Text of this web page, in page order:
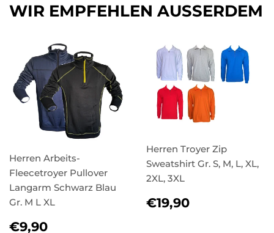
WIR EMPFEHLEN AUSSERDEM
Herren Arbeits-
Fleecetroyer Pullover
Langarm Schwarz Blau
Gr. M L XL
NORMALER
€9,90
Herren Troyer Zip
Sweatshirt Gr. S, M, L, XL,
2XL, 3XL
NORMALER
PREIS
€19,90